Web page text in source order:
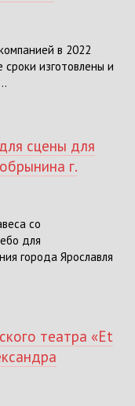
в 2022
сроки изготовлены и
сцены для
г.
со
для
города Ярославля
театра «Et